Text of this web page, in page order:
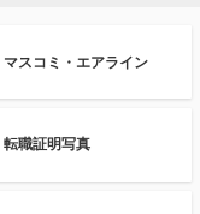
マスコミ・エアライン
転職証明写真